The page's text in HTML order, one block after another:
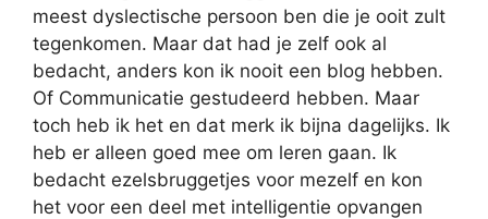
meest dyslectische persoon ben die je ooit zult
tegenkomen. Maar dat had je zelf ook al
bedacht, anders kon ik nooit een blog hebben.
Of Communicatie gestudeerd hebben. Maar
toch heb ik het en dat merk ik bijna dagelijks. Ik
heb er alleen goed mee om leren gaan. Ik
bedacht ezelsbruggetjes voor mezelf en kon
het voor een deel met intelligentie opvangen